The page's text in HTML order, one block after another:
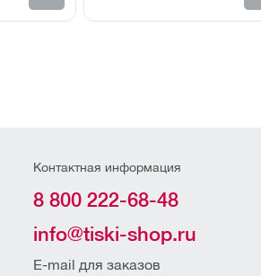
Контактная информация
8 800 222-68-48
info@tiski-shop.ru
E-mail для заказов